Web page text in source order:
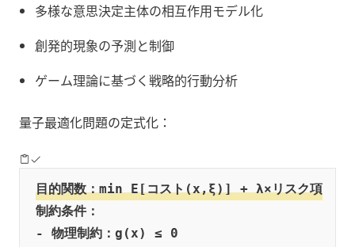
多様な意思決定主体の相互作用モデル化
創発的現象の予測と制御
ゲーム理論に基づく戦略的行動分析
量子最適化問題の定式化：
目的関数：min E[コスト(x,ξ)] + λ×リスク項
制約条件：
- 物理制約：g(x) ≤ 0